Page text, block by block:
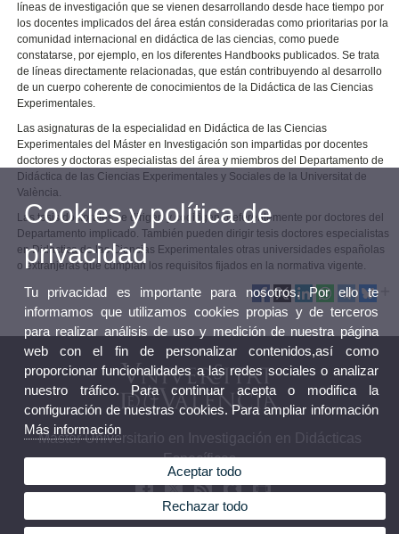
líneas de investigación que se vienen desarrollando desde hace tiempo por
los docentes implicados del área están consideradas como prioritarias por la
comunidad internacional en didáctica de las ciencias, como puede
constatarse, por ejemplo, en los diferentes Handbooks publicados. Se trata
de líneas directamente relacionadas, que están contribuyendo al desarrollo
de un cuerpo coherente de conocimientos de la Didáctica de las Ciencias
Experimentales.
Las asignaturas de la especialidad en Didáctica de las Ciencias
Experimentales del Máster en Investigación son impartidas por docentes
doctores y doctoras especialistas del área y miembros del Departamento de
Didáctica de las Ciencias Experimentales y Sociales de la Universitat de
València.
Las tesis doctorales se dirigen y codirigen preferentemente por doctores del
Departamento implicado. También pueden dirigir tesis doctores especialistas
en Didáctica de las Ciencias Experimentales otras universidades españolas
o extranjeras que cumplan los requisitos fijados en la normativa vigente.
Máster Universitario en Investigación en Didácticas
Específicas
Cookies y política de
privacidad
Tu privacidad es importante para nosotros. Por ello te
informamos que utilizamos cookies propias y de terceros
para realizar análisis de uso y medición de nuestra página
web con el fin de personalizar contenidos,así como
proporcionar funcionalidades a las redes sociales o analizar
nuestro tráfico. Para continuar acepta o modifica la
configuración de nuestras cookies. Para ampliar información
Más información
Aceptar todo
Rechazar todo